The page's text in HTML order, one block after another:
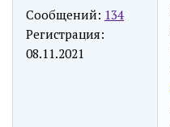
Сообщений: 134
Регистрация:
08.11.2021